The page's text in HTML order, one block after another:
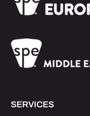
SERVICES